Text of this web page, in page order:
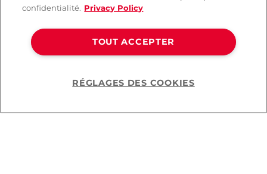
AIDE
Contact
Paiement
Livraison et expédition
Protection des données
confidentialité. Privacy Policy
TOUT ACCEPTER
RÉGLAGES DES COOKIES